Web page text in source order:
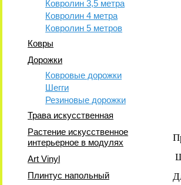
Ковролин 3,5 метра
Ковролин 4 метра
Ковролин 5 метров
Ковры
Дорожки
Ковровые дорожки
Шегги
Резиновые дорожки
Трава искусственная
Растение искусственное
интерьерное в модулях
Art Vinyl
Плинтус напольный